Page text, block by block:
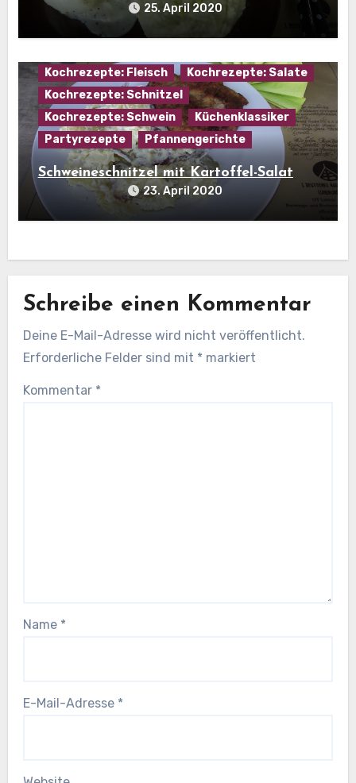
25. April 2020
Hausmannskost
Kochrezepte: Fleisch
Kochrezepte: Salate
Kochrezepte: Schnitzel
Kochrezepte: Schwein
Küchenklassiker
Partyrezepte
Pfannengerichte
Schweineschnitzel mit Kartoffel-Salat
23. April 2020
Schreibe einen Kommentar
Deine E-Mail-Adresse wird nicht veröffentlicht.
Erforderliche Felder sind mit * markiert
Kommentar *
Name *
E-Mail-Adresse *